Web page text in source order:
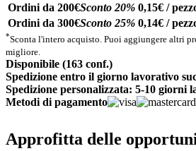
Ordini da 200€Sconto 20% 0,15€ /
Ordini da 300€Sconto 25% 0,14€ /
*Sconta l'intero acquisto. Puoi aggiungere altri
migliore.
Disponibile (163 conf.)
Spedizione entro il giorno lavorativo
Spedizione personalizzata: 5-10 giorni
Metodi di pagamento
Approfitta delle